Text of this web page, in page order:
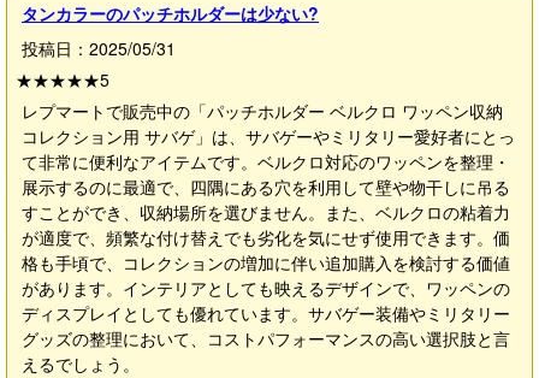
タンカラーのパッチホルダーは少ない?
投稿日：2025/05/31
★★★★★5
レプマートで販売中の「パッチホルダー ベルクロ ワッペン収納
コレクション用 サバゲ」は、サバゲーやミリタリー愛好者にとっ
て非常に便利なアイテムです。ベルクロ対応のワッペンを整理・
展示するのに最適で、四隅にある穴を利用して壁や物干しに吊る
すことができ、収納場所を選びません。また、ベルクロの粘着力
が適度で、頻繁な付け替えでも劣化を気にせず使用できます。価
格も手頃で、コレクションの増加に伴い追加購入を検討する価値
があります。インテリアとしても映えるデザインで、ワッペンの
ディスプレイとしても優れています。サバゲー装備やミリタリー
グッズの整理において、コストパフォーマンスの高い選択肢と言
えるでしょう。